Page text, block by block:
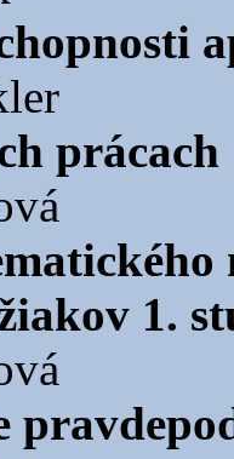
prácach
1.